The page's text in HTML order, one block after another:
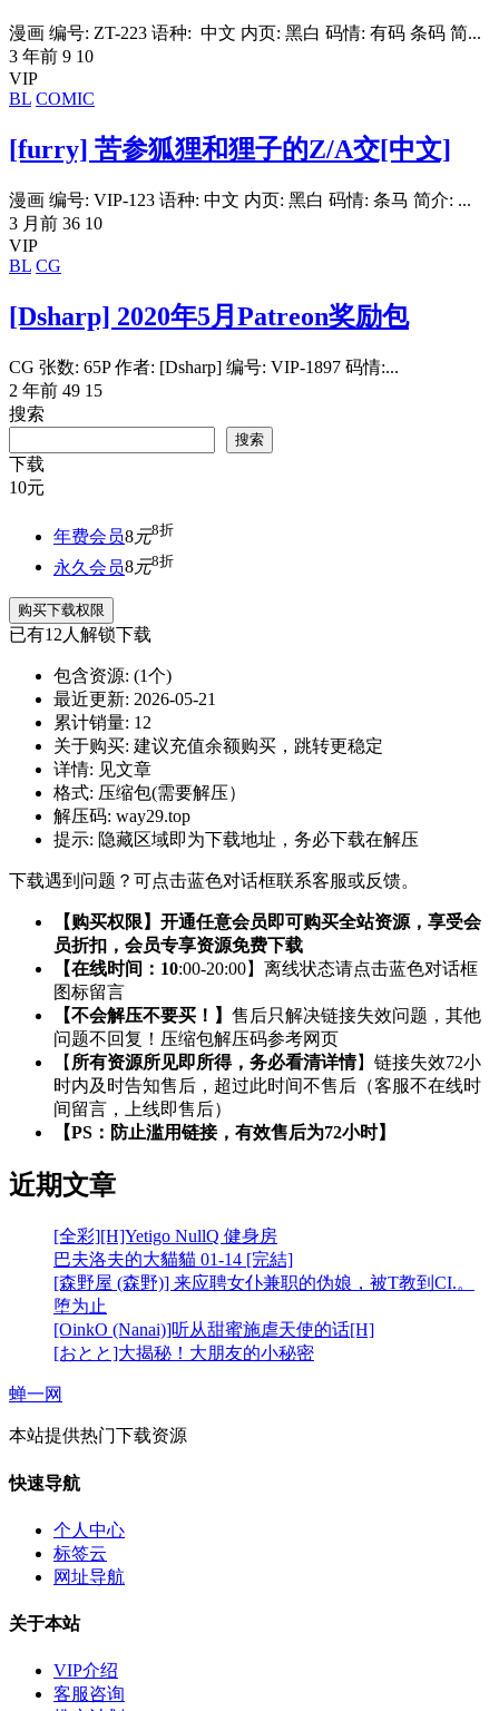
漫画 编号: ZT-223 语种: 中文 内页: 黑白 码情: 有码 条码 简...
3 年前 9 10
VIP
BL COMIC
[furry] 苦参狐狸和狸子的Z/A交[中文]
漫画 编号: VIP-123 语种: 中文 内页: 黑白 码情: 条马 简介: ...
3 月前 36 10
VIP
BL CG
[Dsharp] 2020年5月Patreon奖励包
CG 张数: 65P 作者: [Dsharp] 编号: VIP-1897 码情:...
2 年前 49 15
搜索
搜索
下载
10元
年费会员8元8折
永久会员8元8折
购买下载权限
已有12人解锁下载
包含资源: (1个)
最近更新: 2026-05-21
累计销量: 12
关于购买: 建议充值余额购买，跳转更稳定
详情: 见文章
格式: 压缩包(需要解压）
解压码: way29.top
提示: 隐藏区域即为下载地址，务必下载在解压
下载遇到问题？可点击蓝色对话框联系客服或反馈。
【购买权限】开通任意会员即可购买全站资源，享受会
员折扣，会员专享资源免费下载
【在线时间：10:00-20:00】离线状态请点击蓝色对话框
图标留言
【不会解压不要买！】 售后只解决链接失效问题，其他
问题不回复！压缩包解压码参考网页
【 所有资源所见即所得，务必看清详情】链接失效72小
时内及时告知售后，超过此时间不售后（客服不在线时
间留言，上线即售后）
【PS：防止滥用链接，有效售后为72小时】
近期文章
[全彩][H]Yetigo NullQ 健身房
巴夫洛夫的大貓貓 01-14 [完結]
[森野屋 (森野)] 来应聘女仆兼职的伪娘，被T教到CI.。
堕为止
[OinkO (Nanai)]听从甜蜜施虐天使的话[H]
[おとと]大揭秘！大朋友的小秘密
蝉一网
本站提供热门下载资源
快速导航
个人中心
标签云
网址导航
关于本站
VIP介绍
客服咨询